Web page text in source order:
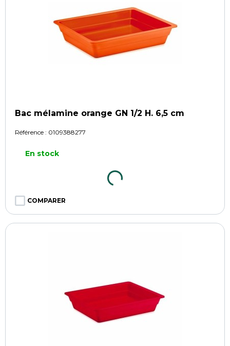
Bac mélamine orange GN 1/2 H. 6,5 cm
Référence : 0109388277
En stock
COMPARER